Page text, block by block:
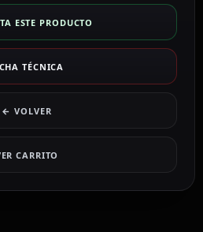
ESTE PRODUCTO
TÉCNICA
← VOLVER
CARRITO